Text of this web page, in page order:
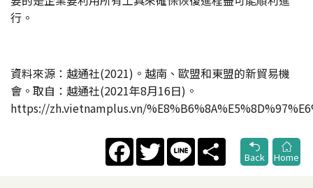
行。
資料來源：越通社(2021)。越南、歐盟和東盟的新貿易機
會。取自：越通社(2021年8月16日)。
https://zh.vietnamplus.vn/
FacebookTwitter Line
Share
Back
Home